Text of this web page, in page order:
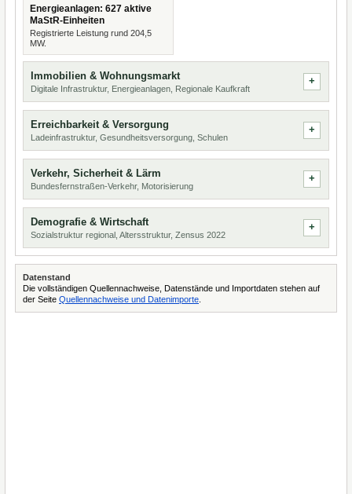
Energieanlagen: 627 aktive
MaStR-Einheiten
Registrierte Leistung rund 204,5
MW.
Immobilien & Wohnungsmarkt
Digitale Infrastruktur, Energieanlagen, Regionale Kaufkraft
Erreichbarkeit & Versorgung
Ladeinfrastruktur, Gesundheitsversorgung, Schulen
Verkehr, Sicherheit & Lärm
Bundesfernstraßen-Verkehr, Motorisierung
Demografie & Wirtschaft
Sozialstruktur regional, Altersstruktur, Zensus 2022
Datenstand
Die vollständigen Quellennachweise, Datenstände und Importdaten stehen auf
der Seite Quellennachweise und Datenimporte